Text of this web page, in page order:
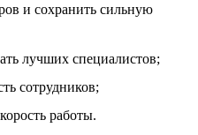
и сохранить сильную
лучших специалистов;
сотрудников;
работы.